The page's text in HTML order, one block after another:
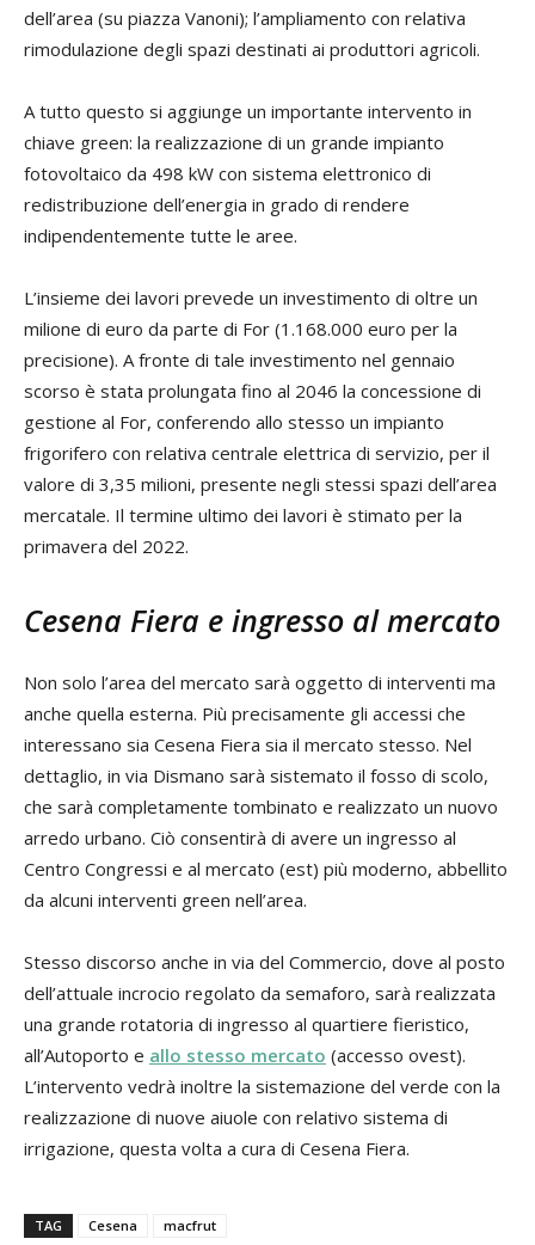
dell’area (su piazza Vanoni); l’ampliamento con relativa
rimodulazione degli spazi destinati ai produttori agricoli.
A tutto questo si aggiunge un importante intervento in
chiave green: la realizzazione di un grande impianto
fotovoltaico da 498 kW con sistema elettronico di
redistribuzione dell’energia in grado di rendere
indipendentemente tutte le aree.
L’insieme dei lavori prevede un investimento di oltre un
milione di euro da parte di For (1.168.000 euro per la
precisione). A fronte di tale investimento nel gennaio
scorso è stata prolungata fino al 2046 la concessione di
gestione al For, conferendo allo stesso un impianto
frigorifero con relativa centrale elettrica di servizio, per il
valore di 3,35 milioni, presente negli stessi spazi dell’area
mercatale. Il termine ultimo dei lavori è stimato per la
primavera del 2022.
Cesena Fiera e ingresso al mercato
Non solo l’area del mercato sarà oggetto di interventi ma
anche quella esterna. Più precisamente gli accessi che
interessano sia Cesena Fiera sia il mercato stesso. Nel
dettaglio, in via Dismano sarà sistemato il fosso di scolo,
che sarà completamente tombinato e realizzato un nuovo
arredo urbano. Ciò consentirà di avere un ingresso al
Centro Congressi e al mercato (est) più moderno, abbellito
da alcuni interventi green nell’area.
Stesso discorso anche in via del Commercio, dove al posto
dell’attuale incrocio regolato da semaforo, sarà realizzata
una grande rotatoria di ingresso al quartiere fieristico,
all’Autoporto e allo stesso mercato (accesso ovest).
L’intervento vedrà inoltre la sistemazione del verde con la
realizzazione di nuove aiuole con relativo sistema di
irrigazione, questa volta a cura di Cesena Fiera.
TAG Cesena macfrut